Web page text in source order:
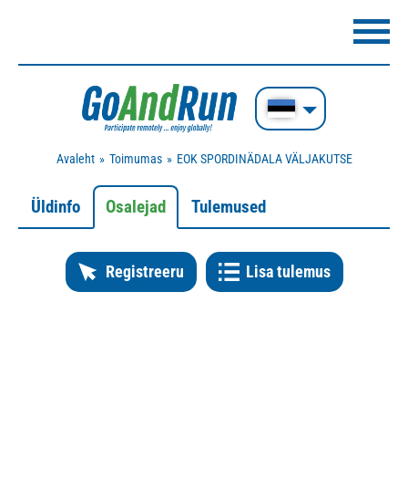
Avaleht Toimumas EOK SPORDINÄDALA VÄLJAKUTSE
Üldinfo Osalejad Tulemused
Registreeru Lisa tulemus